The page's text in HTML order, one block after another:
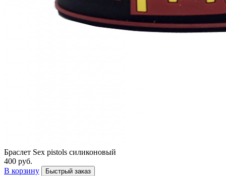
Браслет Sex pistols силиконовый
400 руб.
В корзину
Быстрый заказ